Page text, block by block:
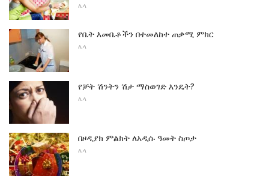
ሌላ
የቤት እመቤቶችን በተመለከተ ጠቃሚ ምክር
ሌላ
የቻት ሽንትን ሽታ ማስወገድ እንዴት?
ሌላ
በዞዲያክ ምልክት ለአዲሱ ዓመት ስጦታ
ሌላ